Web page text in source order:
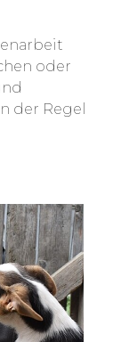
oder
der Regel